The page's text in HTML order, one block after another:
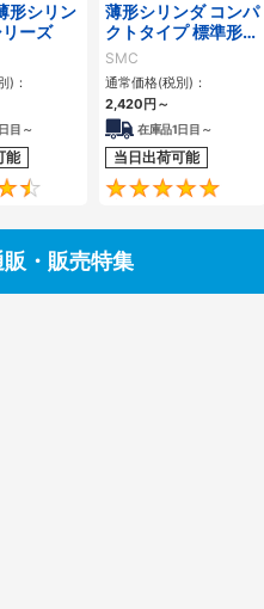
形シリン
ーズ
)：
目～
能
4.6
薄形シリンダ コンパ
クトタイプ 標準形
複動 片ロッド CQS
シリーズ
SMC
通常価格(税別)：
2,420 円 ～
在庫品1日目～
当日出荷可能
・販売特集